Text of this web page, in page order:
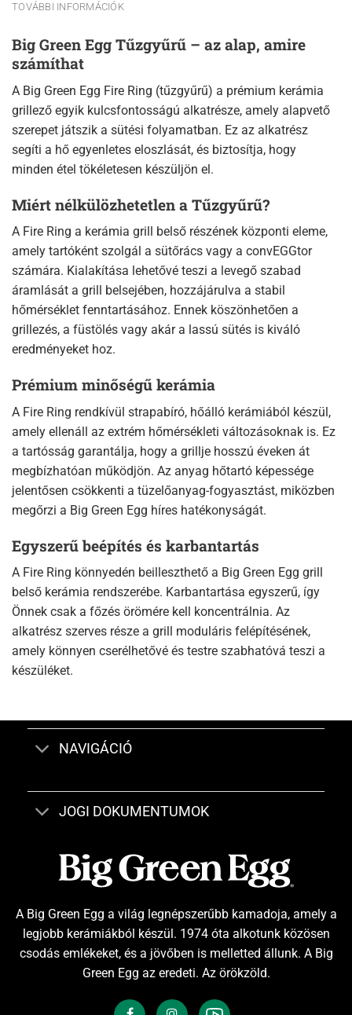
TOVÁBBI INFORMÁCIÓK
Big Green Egg Tűzgyűrű – az alap, amire
számíthat
A Big Green Egg Fire Ring (tűzgyűrű) a prémium kerámia
grillező egyik kulcsfontosságú alkatrésze, amely alapvető
szerepet játszik a sütési folyamatban. Ez az alkatrész
segíti a hő egyenletes eloszlását, és biztosítja, hogy
minden étel tökéletesen készüljön el.
Miért nélkülözhetetlen a Tűzgyűrű?
A Fire Ring a kerámia grill belső részének központi eleme,
amely tartóként szolgál a sütőrács vagy a convEGGtor
számára. Kialakítása lehetővé teszi a levegő szabad
áramlását a grill belsejében, hozzájárulva a stabil
hőmérséklet fenntartásához. Ennek köszönhetően a
grillezés, a füstölés vagy akár a lassú sütés is kiváló
eredményeket hoz.
Prémium minőségű kerámia
A Fire Ring rendkívül strapabíró, hőálló kerámiából készül,
amely ellenáll az extrém hőmérsékleti változásoknak is. Ez
a tartósság garantálja, hogy a grillje hosszú éveken át
megbízhatóan működjön. Az anyag hőtartó képessége
jelentősen csökkenti a tüzelőanyag-fogyasztást, miközben
megőrzi a Big Green Egg híres hatékonyságát.
Egyszerű beépítés és karbantartás
A Fire Ring könnyedén beilleszthető a Big Green Egg grill
belső kerámia rendszerébe. Karbantartása egyszerű, így
Önnek csak a főzés örömére kell koncentrálnia. Az
alkatrész szerves része a grill moduláris felépítésének,
amely könnyen cserélhetővé és testre szabhatóvá teszi a
készüléket.
NAVIGÁCIÓ
JOGI DOKUMENTUMOK
A Big Green Egg a világ legnépszerűbb kamadoja, amely a
legjobb kerámiákból készül. 1974 óta alkotunk közösen
csodás emlékeket, és a jövőben is melletted állunk. A Big
Green Egg az eredeti. Az örökzöld.